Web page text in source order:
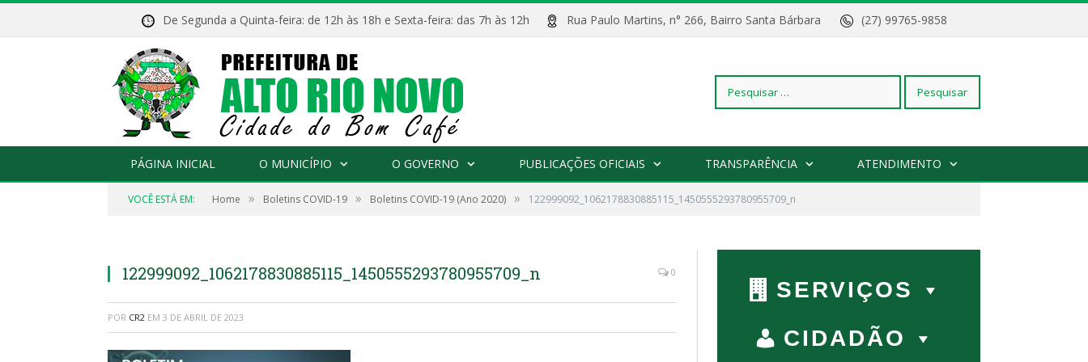
De Segunda a Quinta-feira: de 12h às 18h e Sexta-feira: das 7h às 12h Rua Paulo Martins, n° 266, Bairro Santa Bárbara (27) 99765-9858
Pesquisar
por:
PÁGINA INICIAL O MUNICÍPIO O GOVERNO PUBLICAÇÕES OFICIAIS TRANSPARÊNCIA ATENDIMENTO
VOCÊ ESTÁ EM: Home » Boletins COVID-19 » Boletins COVID-19 (Ano 2020) » 122999092_1062178830885115_1450555293780955709_n
122999092_1062178830885115_1450555293780955709_n 0
POR CR2 EM 3 DE ABRIL DE 2023
SERVIÇOS
CIDADÃO